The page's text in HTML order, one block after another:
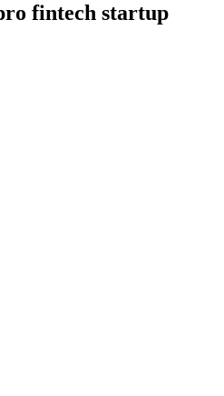
fintech startup